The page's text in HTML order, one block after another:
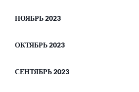
НОЯБРЬ 2023
ОКТЯБРЬ 2023
СЕНТЯБРЬ 2023